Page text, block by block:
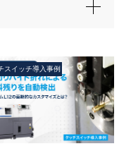
スイッチ導入事例